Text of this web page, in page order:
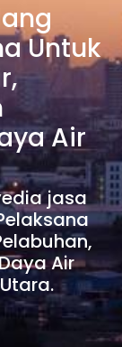
Untuk
Air
jasa
Air